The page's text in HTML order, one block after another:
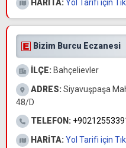
HARİTA:Yol Tarifi için
Bizim Burcu Eczanesi
İLÇE: Bahçelievler
ADRES:Siyavuşpaşa
48/D
TELEFON:
HARİTA:Yol Tarifi için